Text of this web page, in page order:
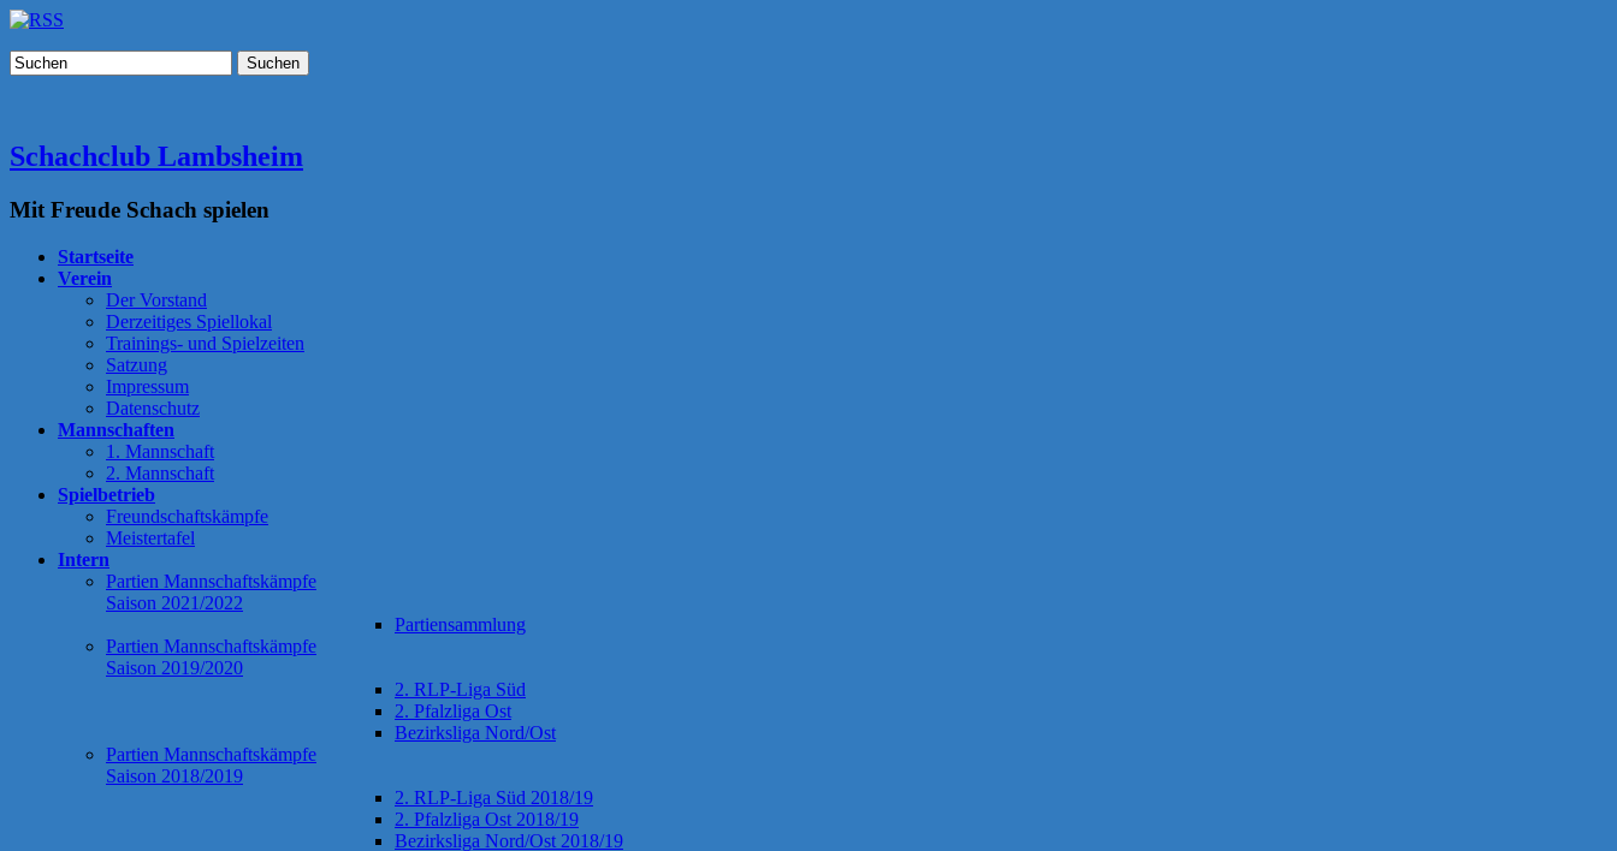
Suchen
Schachclub Lambsheim
Mit Freude Schach spielen
Startseite
Verein
Der Vorstand
Derzeitiges Spiellokal
Trainings- und Spielzeiten
Satzung
Impressum
Datenschutz
Mannschaften
1. Mannschaft
2. Mannschaft
Spielbetrieb
Freundschaftskämpfe
Meistertafel
Intern
Partien Mannschaftskämpfe
Saison 2021/2022
Partiensammlung
Partien Mannschaftskämpfe
Saison 2019/2020
2. RLP-Liga Süd
2. Pfalzliga Ost
Bezirksliga Nord/Ost
Partien Mannschaftskämpfe
Saison 2018/2019
2. RLP-Liga Süd 2018/19
2. Pfalzliga Ost 2018/19
Bezirksliga Nord/Ost 2018/19